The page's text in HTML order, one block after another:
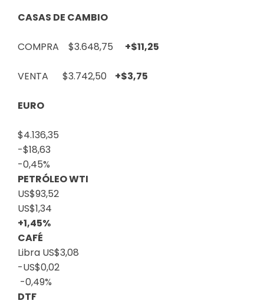
CASAS DE CAMBIO
COMPRA $3.648,75 +$11,25
VENTA $3.742,50 +$3,75
EURO
$4.136,35
-$18,63
-0,45%
PETRÓLEO WTI
US$93,52
US$1,34
+1,45%
CAFÉ
Libra US$3,08
-US$0,02
-0,49%
DTF